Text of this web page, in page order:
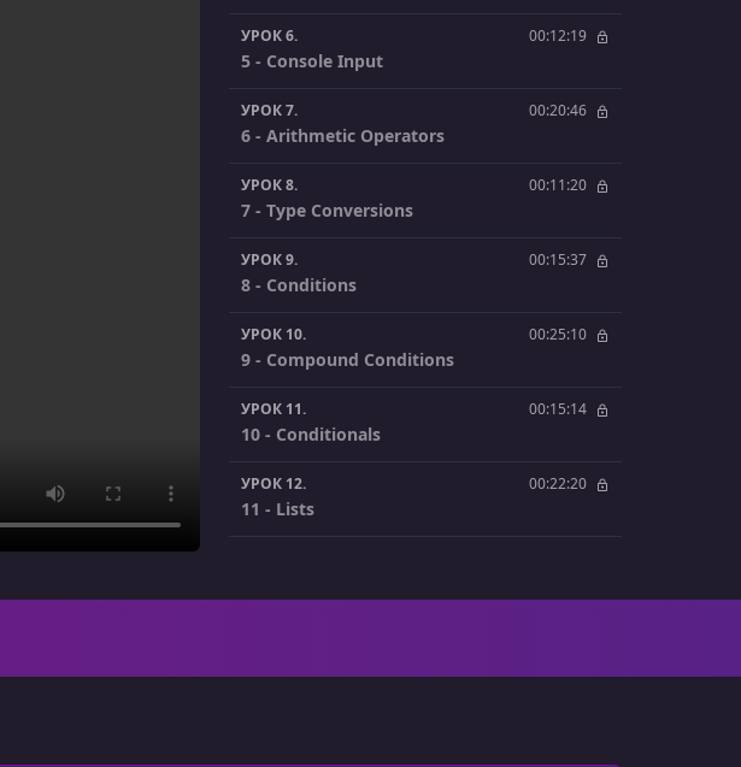
УРОК 6. 00:12:19
5 - Console Input
УРОК 7. 00:20:46
6 - Arithmetic Operators
УРОК 8. 00:11:20
7 - Type Conversions
УРОК 9. 00:15:37
8 - Conditions
УРОК 10. 00:25:10
9 - Compound Conditions
УРОК 11. 00:15:14
10 - Conditionals
УРОК 12. 00:22:20
11 - Lists